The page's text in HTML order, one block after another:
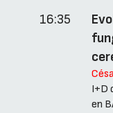
16:35
I+D
en